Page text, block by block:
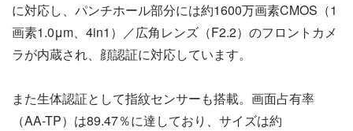
に対応し、パンチホール部分には約1600万画素CMOS（1
画素1.0μm、4in1）／広角レンズ（F2.2）のフロントカメ
ラが内蔵され、顔認証に対応しています。
また生体認証として指紋センサーも搭載。画面占有率
（AA-TP）は89.47％に達しており、サイズは約